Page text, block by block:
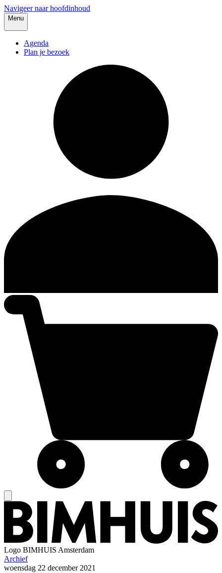
Navigeer naar hoofdinhoud
Menu
Agenda
Plan je bezoek
Logo BIMHUIS Amsterdam
Archief
woensdag 22 december 2021